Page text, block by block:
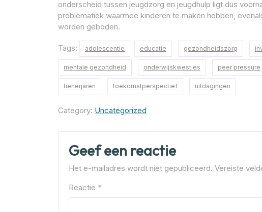
onderscheid tussen jeugdzorg en jeugdhulp ligt dus
problematiek waarmee kinderen te maken hebben,
worden geboden.
Tags: adolescentie educatie gezondheidszorg
mentale gezondheid onderwijskwesties peer pressure
tienerjaren toekomstperspectief uitdagingen
Category: Uncategorized
Geef een reactie
Het e-mailadres wordt niet gepubliceerd. Vereiste
Reactie *